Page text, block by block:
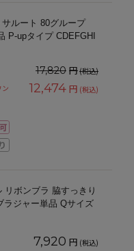
ルート 80グループ
P-upタイプ CDEFGHI
17,820 円(税込)
ン
12,474 円 (税込)
リボンブラ 脇すっきり
ラジャー単品 Qサイズ
7,920 円 (税込)